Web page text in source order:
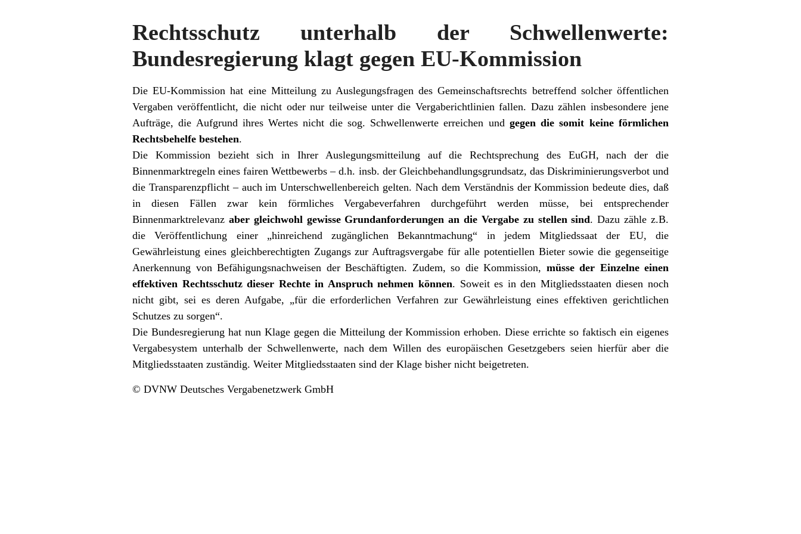
Rechtsschutz unterhalb der Schwellenwerte:
Bundesregierung klagt gegen EU-Kommission
Die EU-Kommission hat eine Mitteilung zu Auslegungsfragen des Gemeinschaftsrechts betreffend solcher öffentlichen
Vergaben veröffentlicht, die nicht oder nur teilweise unter die Vergaberichtlinien fallen. Dazu zählen insbesondere jene
Aufträge, die Aufgrund ihres Wertes nicht die sog. Schwellenwerte erreichen und gegen die somit keine förmlichen
Rechtsbehelfe bestehen.
Die Kommission bezieht sich in Ihrer Auslegungsmitteilung auf die Rechtsprechung des EuGH, nach der die
Binnenmarktregeln eines fairen Wettbewerbs – d.h. insb. der Gleichbehandlungsgrundsatz, das Diskriminierungsverbot und
die Transparenzpflicht – auch im Unterschwellenbereich gelten. Nach dem Verständnis der Kommission bedeute dies, daß
in diesen Fällen zwar kein förmliches Vergabeverfahren durchgeführt werden müsse, bei entsprechender
Binnenmarktrelevanz aber gleichwohl gewisse Grundanforderungen an die Vergabe zu stellen sind. Dazu zähle z.B.
die Veröffentlichung einer „hinreichend zugänglichen Bekanntmachung“ in jedem Mitgliedssaat der EU, die
Gewährleistung eines gleichberechtigten Zugangs zur Auftragsvergabe für alle potentiellen Bieter sowie die gegenseitige
Anerkennung von Befähigungsnachweisen der Beschäftigten. Zudem, so die Kommission, müsse der Einzelne einen
effektiven Rechtsschutz dieser Rechte in Anspruch nehmen können. Soweit es in den Mitgliedsstaaten diesen noch
nicht gibt, sei es deren Aufgabe, „für die erforderlichen Verfahren zur Gewährleistung eines effektiven gerichtlichen
Schutzes zu sorgen“.
Die Bundesregierung hat nun Klage gegen die Mitteilung der Kommission erhoben. Diese errichte so faktisch ein eigenes
Vergabesystem unterhalb der Schwellenwerte, nach dem Willen des europäischen Gesetzgebers seien hierfür aber die
Mitgliedsstaaten zuständig. Weiter Mitgliedsstaaten sind der Klage bisher nicht beigetreten.